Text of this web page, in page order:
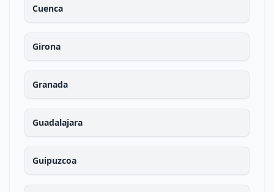
Cuenca
Girona
Granada
Guadalajara
Guipuzcoa